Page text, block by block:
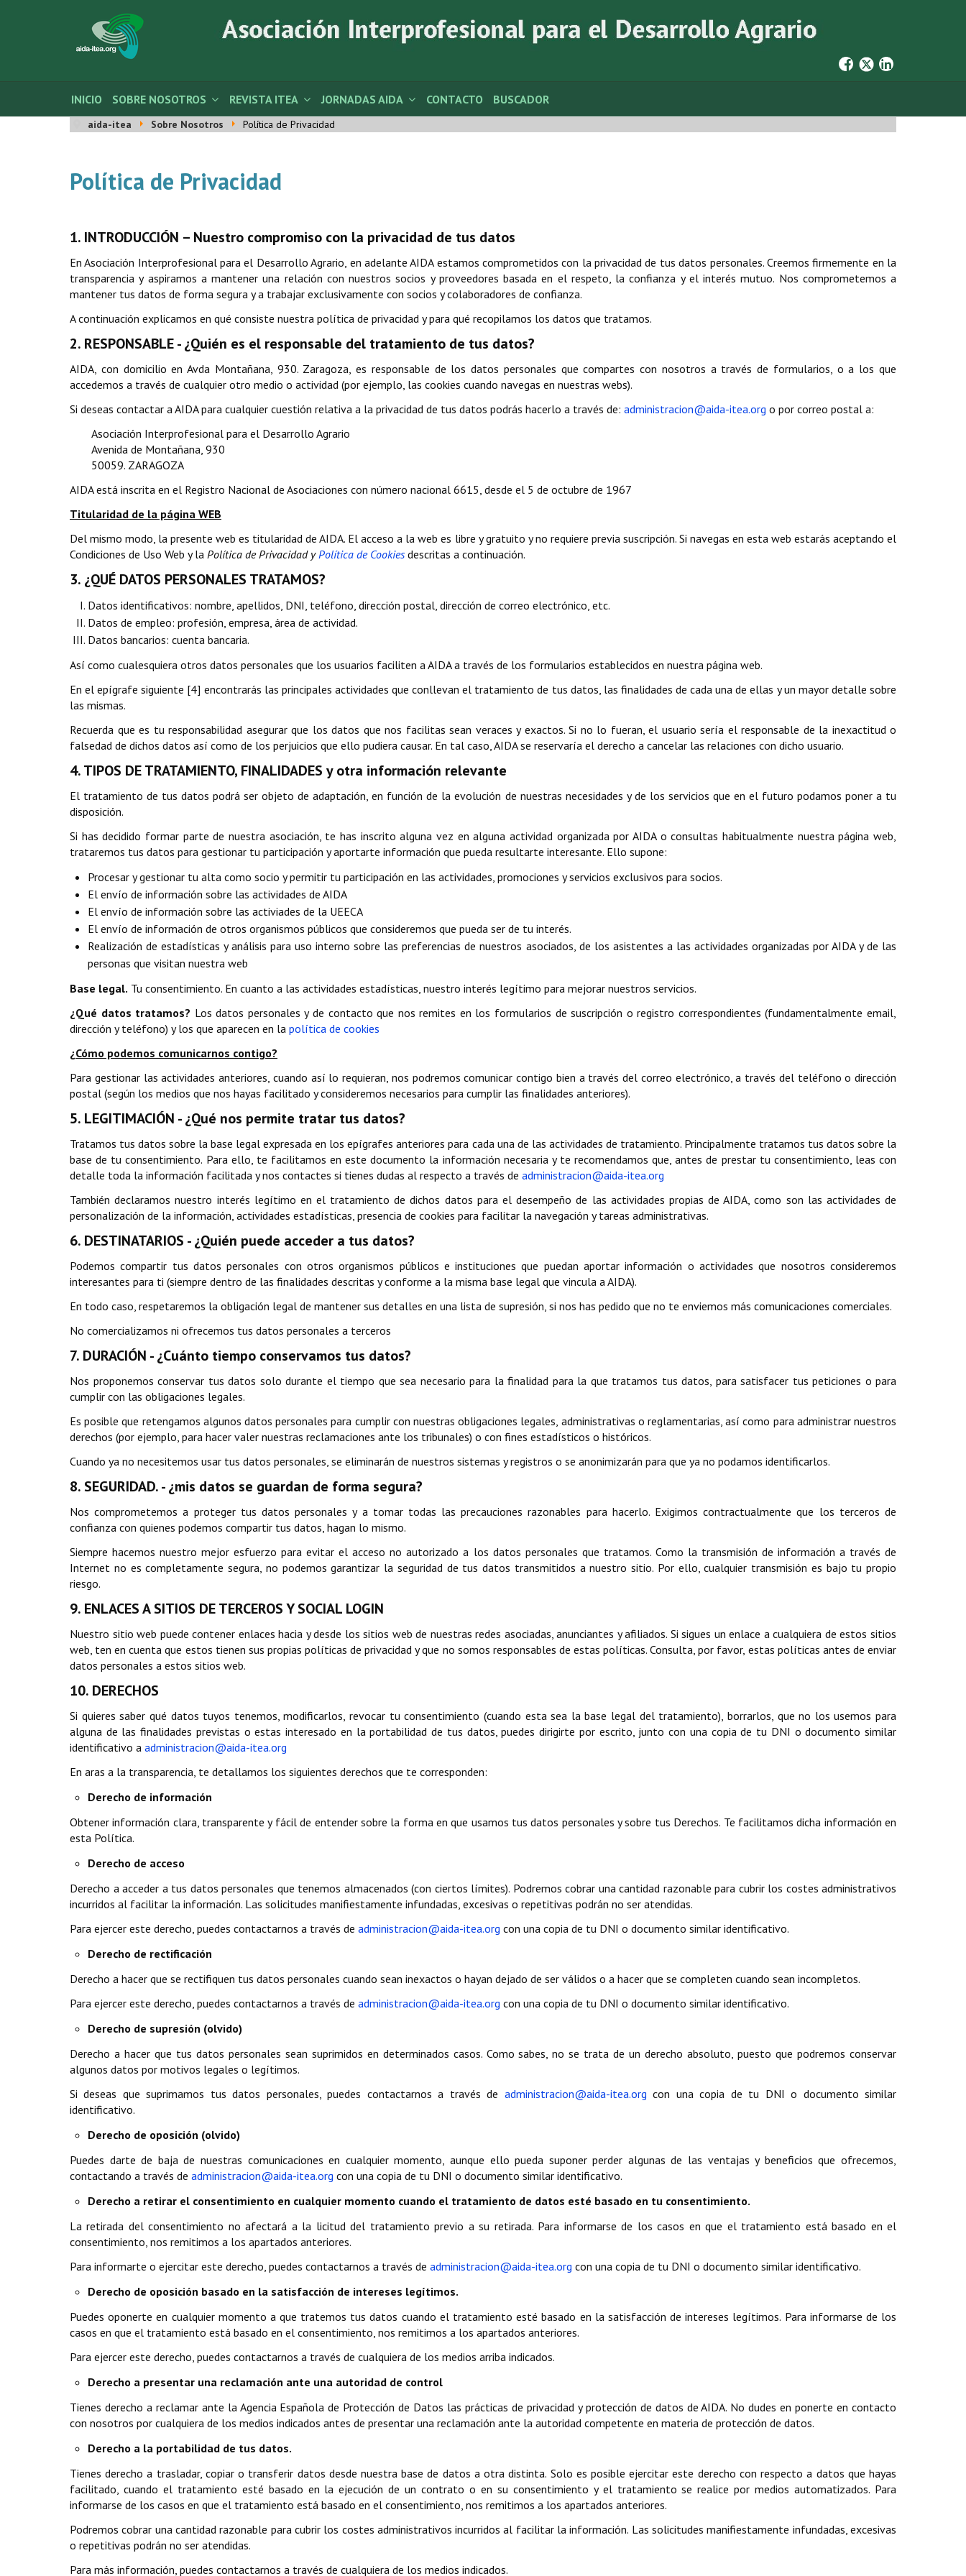
INICIO SOBRE NOSOTROS REVISTA ITEA JORNADAS AIDA CONTACTO BUSCADOR
aida-itea Sobre Nosotros Política de Privacidad
Política de Privacidad
1. INTRODUCCIÓN – Nuestro compromiso con la privacidad de tus datos
En Asociación Interprofesional para el Desarrollo Agrario, en adelante AIDA estamos comprometidos con la privacidad de tus datos personales. Creemos firmemente en la
transparencia y aspiramos a mantener una relación con nuestros socios y proveedores basada en el respeto, la confianza y el interés mutuo. Nos comprometemos a
mantener tus datos de forma segura y a trabajar exclusivamente con socios y colaboradores de confianza.
A continuación explicamos en qué consiste nuestra política de privacidad y para qué recopilamos los datos que tratamos.
2. RESPONSABLE - ¿Quién es el responsable del tratamiento de tus datos?
AIDA, con domicilio en Avda Montañana, 930. Zaragoza, es responsable de los datos personales que compartes con nosotros a través de formularios, o a los que
accedemos a través de cualquier otro medio o actividad (por ejemplo, las cookies cuando navegas en nuestras webs).
Si deseas contactar a AIDA para cualquier cuestión relativa a la privacidad de tus datos podrás hacerlo a través de: administracion@aida-itea.org o por correo postal a:
Asociación Interprofesional para el Desarrollo Agrario
Avenida de Montañana, 930
50059. ZARAGOZA
AIDA está inscrita en el Registro Nacional de Asociaciones con número nacional 6615, desde el 5 de octubre de 1967
Titularidad de la página WEB
Del mismo modo, la presente web es titularidad de AIDA. El acceso a la web es libre y gratuito y no requiere previa suscripción. Si navegas en esta web estarás aceptando el
Condiciones de Uso Web y la Política de Privacidad yPolítica de Cookiesdescritas a continuación.
3. ¿QUÉ DATOS PERSONALES TRATAMOS?
Datos identificativos: nombre, apellidos, DNI, teléfono, dirección postal, dirección de correo electrónico, etc.
Datos de empleo: profesión, empresa, área de actividad.
Datos bancarios: cuenta bancaria.
Así como cualesquiera otros datos personales que los usuarios faciliten a AIDA a través de los formularios establecidos en nuestra página web.
En el epígrafe siguiente [4] encontrarás las principales actividades que conllevan el tratamiento de tus datos, las finalidades de cada una de ellas y un mayor detalle sobre
las mismas.
Recuerda que es tu responsabilidad asegurar que los datos que nos facilitas sean veraces y exactos. Si no lo fueran, el usuario sería el responsable de la inexactitud o
falsedad de dichos datos así como de los perjuicios que ello pudiera causar. En tal caso, AIDA se reservaría el derecho a cancelar las relaciones con dicho usuario.
4. TIPOS DE TRATAMIENTO, FINALIDADES y otra información relevante
El tratamiento de tus datos podrá ser objeto de adaptación, en función de la evolución de nuestras necesidades y de los servicios que en el futuro podamos poner a tu
disposición.
Si has decidido formar parte de nuestra asociación, te has inscrito alguna vez en alguna actividad organizada por AIDA o consultas habitualmente nuestra página web,
trataremos tus datos para gestionar tu participación y aportarte información que pueda resultarte interesante. Ello supone:
Procesar y gestionar tu alta como socio y permitir tu participación en las actividades, promociones y servicios exclusivos para socios.
El envío de información sobre las actividades de AIDA
El envío de información sobre las activiades de la UEECA
El envío de información de otros organismos públicos que consideremos que pueda ser de tu interés.
Realización de estadísticas y análisis para uso interno sobre las preferencias de nuestros asociados, de los asistentes a las actividades organizadas por AIDA y de las
personas que visitan nuestra web
Base legal. Tu consentimiento. En cuanto a las actividades estadísticas, nuestro interés legítimo para mejorar nuestros servicios.
¿Qué datos tratamos? Los datos personales y de contacto que nos remites en los formularios de suscripción o registro correspondientes (fundamentalmente email,
dirección y teléfono) y los que aparecen en la política de cookies
¿Cómo podemos comunicarnos contigo?
Para gestionar las actividades anteriores, cuando así lo requieran, nos podremos comunicar contigo bien a través del correo electrónico, a través del teléfono o dirección
postal (según los medios que nos hayas facilitado y consideremos necesarios para cumplir las finalidades anteriores).
5. LEGITIMACIÓN - ¿Qué nos permite tratar tus datos?
Tratamos tus datos sobre la base legal expresada en los epígrafes anteriores para cada una de las actividades de tratamiento. Principalmente tratamos tus datos sobre la
base de tu consentimiento. Para ello, te facilitamos en este documento la información necesaria y te recomendamos que, antes de prestar tu consentimiento, leas con
detalle toda la información facilitada y nos contactes si tienes dudas al respecto a través de administracion@aida-itea.org
También declaramos nuestro interés legítimo en el tratamiento de dichos datos para el desempeño de las actividades propias de AIDA, como son las actividades de
personalización de la información, actividades estadísticas, presencia de cookies para facilitar la navegación y tareas administrativas.
6. DESTINATARIOS - ¿Quién puede acceder a tus datos?
Podemos compartir tus datos personales con otros organismos públicos e instituciones que puedan aportar información o actividades que nosotros consideremos
interesantes para ti (siempre dentro de las finalidades descritas y conforme a la misma base legal que vincula a AIDA).
En todo caso, respetaremos la obligación legal de mantener sus detalles en una lista de supresión, si nos has pedido que no te enviemos más comunicaciones comerciales.
No comercializamos ni ofrecemos tus datos personales a terceros
7. DURACIÓN - ¿Cuánto tiempo conservamos tus datos?
Nos proponemos conservar tus datos solo durante el tiempo que sea necesario para la finalidad para la que tratamos tus datos, para satisfacer tus peticiones o para
cumplir con las obligaciones legales.
Es posible que retengamos algunos datos personales para cumplir con nuestras obligaciones legales, administrativas o reglamentarias, así como para administrar nuestros
derechos (por ejemplo, para hacer valer nuestras reclamaciones ante los tribunales) o con fines estadísticos o históricos.
Cuando ya no necesitemos usar tus datos personales, se eliminarán de nuestros sistemas y registros o se anonimizarán para que ya no podamos identificarlos.
8. SEGURIDAD. - ¿mis datos se guardan de forma segura?
Nos comprometemos a proteger tus datos personales y a tomar todas las precauciones razonables para hacerlo. Exigimos contractualmente que los terceros de
confianza con quienes podemos compartir tus datos, hagan lo mismo.
Siempre hacemos nuestro mejor esfuerzo para evitar el acceso no autorizado a los datos personales que tratamos. Como la transmisión de información a través de
Internet no es completamente segura, no podemos garantizar la seguridad de tus datos transmitidos a nuestro sitio. Por ello, cualquier transmisión es bajo tu propio
riesgo.
9. ENLACES A SITIOS DE TERCEROS Y SOCIAL LOGIN
Nuestro sitio web puede contener enlaces hacia y desde los sitios web de nuestras redes asociadas, anunciantes y afiliados. Si sigues un enlace a cualquiera de estos sitios
web, ten en cuenta que estos tienen sus propias políticas de privacidad y que no somos responsables de estas políticas. Consulta, por favor, estas políticas antes de enviar
datos personales a estos sitios web.
10. DERECHOS
Si quieres saber qué datos tuyos tenemos, modificarlos, revocar tu consentimiento (cuando esta sea la base legal del tratamiento), borrarlos, que no los usemos para
alguna de las finalidades previstas o estas interesado en la portabilidad de tus datos, puedes dirigirte por escrito, junto con una copia de tu DNI o documento similar
identificativo a administracion@aida-itea.org
En aras a la transparencia, te detallamos los siguientes derechos que te corresponden:
Derecho de información
Obtener información clara, transparente y fácil de entender sobre la forma en que usamos tus datos personales y sobre tus Derechos. Te facilitamos dicha información en
esta Política.
Derecho de acceso
Derecho a acceder a tus datos personales que tenemos almacenados (con ciertos límites). Podremos cobrar una cantidad razonable para cubrir los costes administrativos
incurridos al facilitar la información. Las solicitudes manifiestamente infundadas, excesivas o repetitivas podrán no ser atendidas.
Para ejercer este derecho, puedes contactarnos a través de administracion@aida-itea.org con una copia de tu DNI o documento similar identificativo.
Derecho de rectificación
Derecho a hacer que se rectifiquen tus datos personales cuando sean inexactos o hayan dejado de ser válidos o a hacer que se completen cuando sean incompletos.
Para ejercer este derecho, puedes contactarnos a través de administracion@aida-itea.org con una copia de tu DNI o documento similar identificativo.
Derecho de supresión (olvido)
Derecho a hacer que tus datos personales sean suprimidos en determinados casos. Como sabes, no se trata de un derecho absoluto, puesto que podremos conservar
algunos datos por motivos legales o legítimos.
Si deseas que suprimamos tus datos personales, puedes contactarnos a través de administracion@aida-itea.org con una copia de tu DNI o documento similar
identificativo.
Derecho de oposición (olvido)
Puedes darte de baja de nuestras comunicaciones en cualquier momento, aunque ello pueda suponer perder algunas de las ventajas y beneficios que ofrecemos,
contactando a través de administracion@aida-itea.org con una copia de tu DNI o documento similar identificativo.
Derecho a retirar el consentimiento en cualquier momento cuando el tratamiento de datos esté basado en tu consentimiento.
La retirada del consentimiento no afectará a la licitud del tratamiento previo a su retirada. Para informarse de los casos en que el tratamiento está basado en el
consentimiento, nos remitimos a los apartados anteriores.
Para informarte o ejercitar este derecho, puedes contactarnos a través de administracion@aida-itea.org con una copia de tu DNI o documento similar identificativo.
Derecho de oposición basado en la satisfacción de intereses legítimos.
Puedes oponerte en cualquier momento a que tratemos tus datos cuando el tratamiento esté basado en la satisfacción de intereses legítimos. Para informarse de los
casos en que el tratamiento está basado en el consentimiento, nos remitimos a los apartados anteriores.
Para ejercer este derecho, puedes contactarnos a través de cualquiera de los medios arriba indicados.
Derecho a presentar una reclamación ante una autoridad de control
Tienes derecho a reclamar ante la Agencia Española de Protección de Datos las prácticas de privacidad y protección de datos de AIDA. No dudes en ponerte en contacto
con nosotros por cualquiera de los medios indicados antes de presentar una reclamación ante la autoridad competente en materia de protección de datos.
Derecho a la portabilidad de tus datos.
Tienes derecho a trasladar, copiar o transferir datos desde nuestra base de datos a otra distinta. Solo es posible ejercitar este derecho con respecto a datos que hayas
facilitado, cuando el tratamiento esté basado en la ejecución de un contrato o en su consentimiento y el tratamiento se realice por medios automatizados. Para
informarse de los casos en que el tratamiento está basado en el consentimiento, nos remitimos a los apartados anteriores.
Podremos cobrar una cantidad razonable para cubrir los costes administrativos incurridos al facilitar la información. Las solicitudes manifiestamente infundadas, excesivas
o repetitivas podrán no ser atendidas.
Para más información, puedes contactarnos a través de cualquiera de los medios indicados.